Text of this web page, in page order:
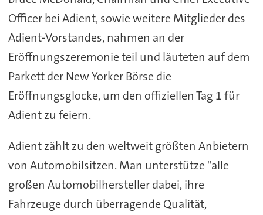
Officer bei Adient, sowie weitere Mitglieder des
Adient-Vorstandes, nahmen an der
Eröffnungszeremonie teil und läuteten auf dem
Parkett der New Yorker Börse die
Eröffnungsglocke, um den offiziellen Tag 1 für
Adient zu feiern.
Adient zählt zu den weltweit größten Anbietern
von Automobilsitzen. Man unterstütze "alle
großen Automobilhersteller dabei, ihre
Fahrzeuge durch überragende Qualität,